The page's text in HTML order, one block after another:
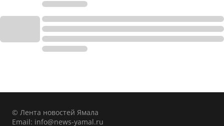
© Лента новостей Ямала
Email: info@news-yamal.ru